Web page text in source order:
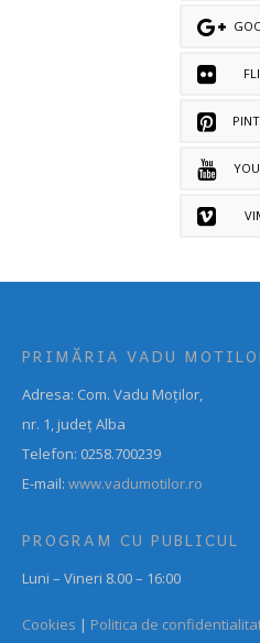
PRIMĂRIA VADU
Adresa: Com. Vadu
nr. 1, județ Alba
Telefon: 0258.700239
E-mail: www.vadumotilor.ro
PROGRAM CU PUBLICUL
Luni – Vineri 8.00 – 16:00
Cookies | Politica de